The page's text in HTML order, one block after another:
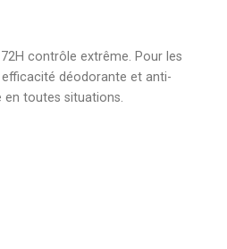
contrôle extrême. Pour les
déodorante et anti-
en toutes situations.